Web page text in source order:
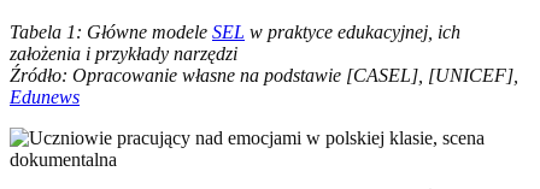
Tabela 1: Główne modele SEL w praktyce edukacyjnej, ich
założenia i przykłady narzędzi
Źródło: Opracowanie własne na podstawie [CASEL], [UNICEF],
Edunews